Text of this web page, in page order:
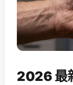
2026 最